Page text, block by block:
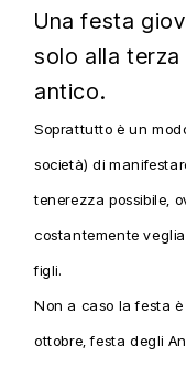
Una festa
solo alla
antico.
Soprattutto è un
società) di
tenerezza possibile,
costantemente
figli.
Non a caso la festa
ottobre, festa degli